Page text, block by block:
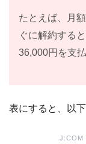
たとえば、月
ぐに解約する
36,000円を支
表にすると、以
J:COM